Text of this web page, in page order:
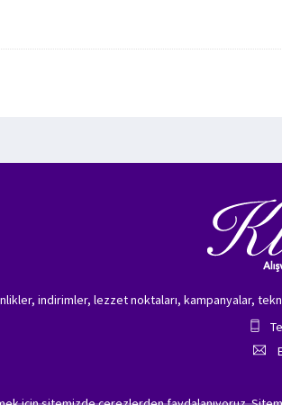
indirimler, lezzet noktaları, kampanyalar,